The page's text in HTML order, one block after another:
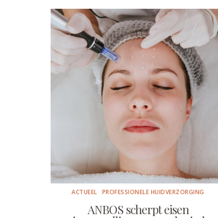
ACTUEEL PROFESSIONELE HUIDVERZORGING
ANBOS scherpt eisen